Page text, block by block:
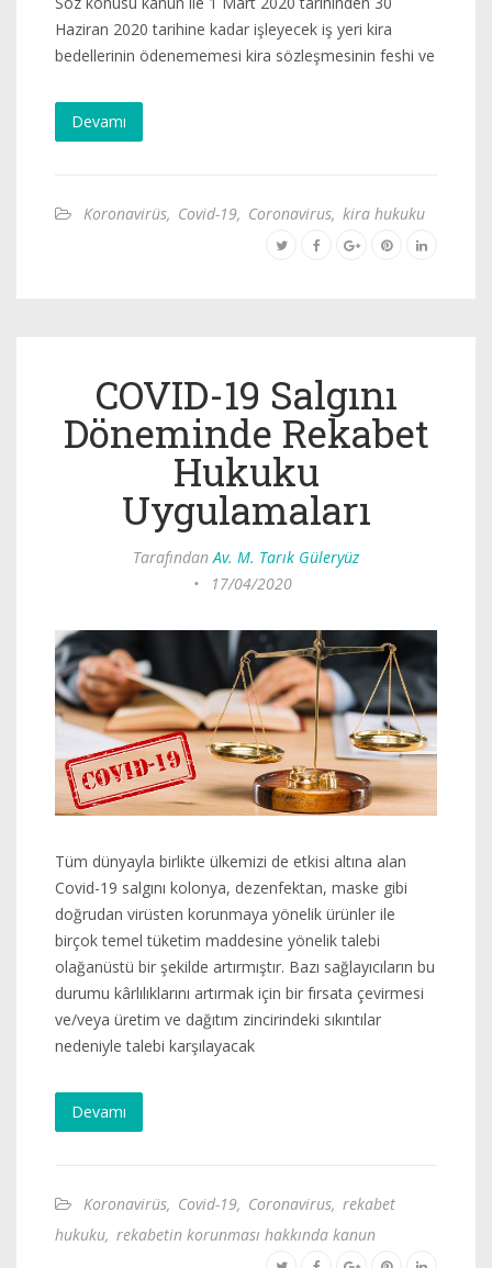
Haziran 2020 tarihine kadar işleyecek iş yeri kira
bedellerinin ödenememesi kira sözleşmesinin feshi ve
Devamı
Koronavirüs, Covid-19, Coronavirus, kira hukuku
COVID-19 Salgını
Döneminde Rekabet
Hukuku
Uygulamaları
TarafındanAv. M. Tarık Güleryüz
•
17/04/2020
Tüm dünyayla birlikte ülkemizi de etkisi altına alan
Covid-19 salgını kolonya, dezenfektan, maske gibi
doğrudan virüsten korunmaya yönelik ürünler ile
birçok temel tüketim maddesine yönelik talebi
olağanüstü bir şekilde artırmıştır. Bazı sağlayıcıların bu
durumu kârlılıklarını artırmak için bir fırsata çevirmesi
ve/veya üretim ve dağıtım zincirindeki sıkıntılar
nedeniyle talebi karşılayacak
Devamı
Koronavirüs, Covid-19, Coronavirus, rekabet
hukuku, rekabetin korunması hakkında kanun